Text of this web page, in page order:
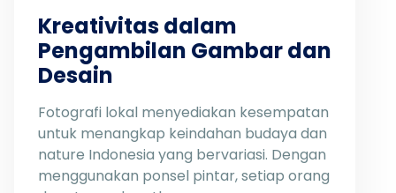
Kreativitas dalam
Pengambilan Gambar dan
Desain
Fotografi lokal menyediakan kesempatan
untuk menangkap keindahan budaya dan
nature Indonesia yang bervariasi. Dengan
menggunakan ponsel pintar, setiap orang